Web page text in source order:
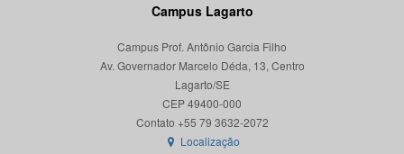
Campus Lagarto
Campus Prof. Antônio Garcia Filho
Av. Governador Marcelo Déda, 13, Centro
Lagarto/SE
CEP 49400-000
Localização